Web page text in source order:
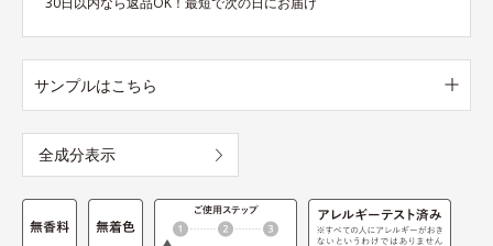
サンプルはこちら
全成分表示